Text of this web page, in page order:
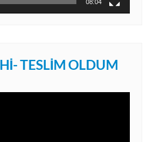
08:04
TESLIM OLDUM